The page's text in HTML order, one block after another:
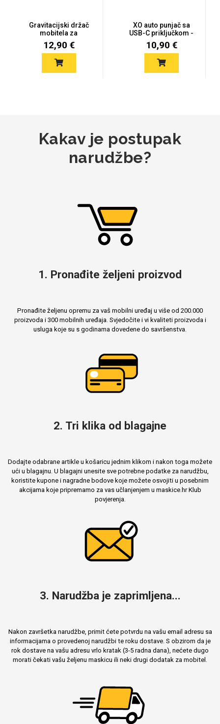
Gravitacijski držač
mobitela za
ventilaciju
12,90 €
XO auto punjač sa
USB-C priključkom -
25W - cr...
10,90 €
Kakav je postupak
narudžbe?
1. Pronađite željeni proizvod
Pronađite željenu opremu za vaš mobilni uređaj u više od 200.000
proizvoda i 300 mobilnih uređaja. Svjedočite i vi kvaliteti proizvoda i
usluga koje su s godinama dovedene do savršenstva.
2. Tri klika od blagajne
Dodajte odabrane artikle u košaricu jednim klikom i nakon toga možete
ući u blagajnu. U blagajni unesite sve potrebne podatke za narudžbu,
koristite kupone i nagradne bodove koje možete osvojiti u posebnim
akcijama koje pripremamo za vas učlanjenjem u maskice.hr Klub
povjerenja.
3. Narudžba je zaprimljena...
Nakon završetka narudžbe, primit ćete potvrdu na vašu email adresu sa
informacijama o provedenoj narudžbi te roku dostave. S obzirom da je
rok dostave na vašu adresu vrlo kratak (3-5 radna dana), nećete dugo
morati čekati vašu željenu maskicu ili neki drugi dodatak za mobitel.
Mix